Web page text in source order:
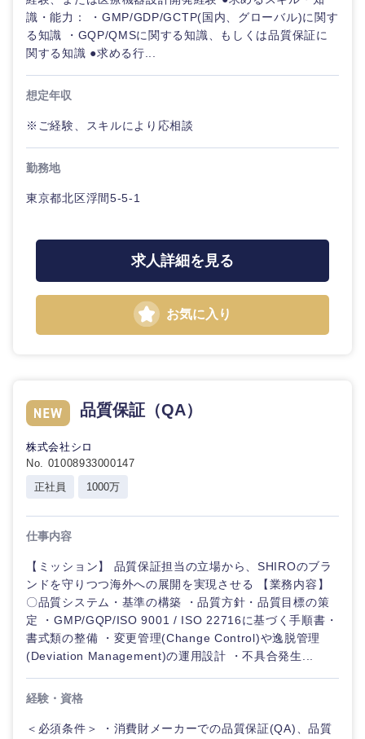
選択する
選択する
選択する
選択する
識・能力： ・GMP/GDP/GCTP(国内、グローバル)に関す
る知識 ・GQP/QMSに関する知識、もしくは品質保証に
関する知識 ●求める行...
想定年収
※ご経験、スキルにより応相談
勤務地
東京都北区浮間5-5-1
求人詳細を見る
お気に入り
品質保証（QA）
株式会社シロ
No. 01008933000147
正社員
1000万
仕事内容
【ミッション】 品質保証担当の立場から、SHIROのブラ
ンドを守りつつ海外への展開を実現させる 【業務内容】
〇品質システム・基準の構築 ・品質方針・品質目標の策
定 ・GMP/GQP/ISO 9001 / ISO 22716に基づく手順書・
書式類の整備 ・変更管理(Change Control)や逸脱管理
(Deviation Management)の運用設計 ・不具合発生...
経験・資格
＜必須条件＞ ・消費財メーカーでの品質保証(QA)、品質